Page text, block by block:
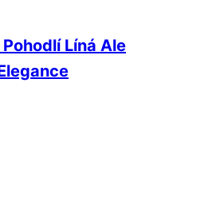
Líná Ale